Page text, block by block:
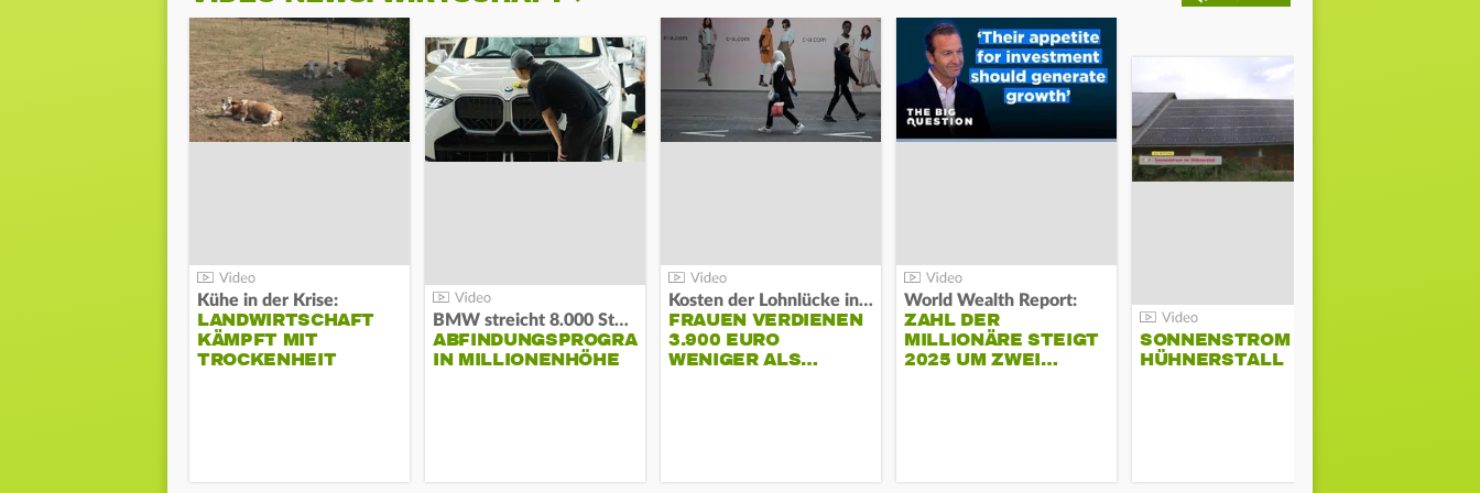
Kühe in der Krise:
LANDWIRTSCHAFT
KÄMPFT MIT
TROCKENHEIT
BMW streicht 8.000 Stellen:
ABFINDUNGSPROGRAMM
IN MILLIONENHÖHE
Kosten der Lohnlücke in der EU:
FRAUEN VERDIENEN
3.900 EURO
WENIGER ALS…
World Wealth Report:
ZAHL DER
MILLIONÄRE STEIGT
2025 UM ZWEI…
SONNENSTROM IM
HÜHNERSTALL